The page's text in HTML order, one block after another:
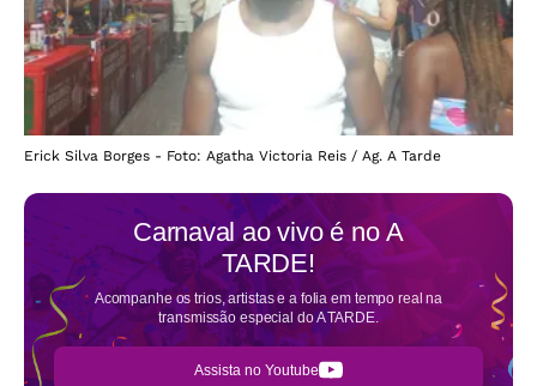
Erick Silva Borges - Foto: Agatha Victoria Reis / Ag. A Tarde
Carnaval ao vivo é noA
TARDE!
Acompanhe os trios, artistas e a folia em tempo real na
transmissão especial do A TARDE.
Assista no Youtube